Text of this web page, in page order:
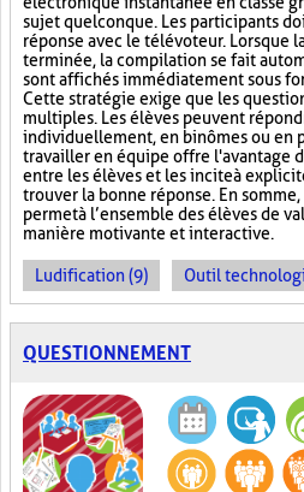
sujet quelconque. Les participants
réponse avec le télévoteur. Lorsque
terminée, la compilation se fait
sont affichés immédiatement sous
Cette stratégie exige que les
multiples. Les élèves peuvent
individuellement, en binômes ou en
travailler en équipe offre l'avantage
entre les élèves et les incite à
trouver la bonne réponse. En
permet à l’ensemble des élèves de
manière motivante et interactive.
Ludification (9) Outil
QUESTIONNEMENT